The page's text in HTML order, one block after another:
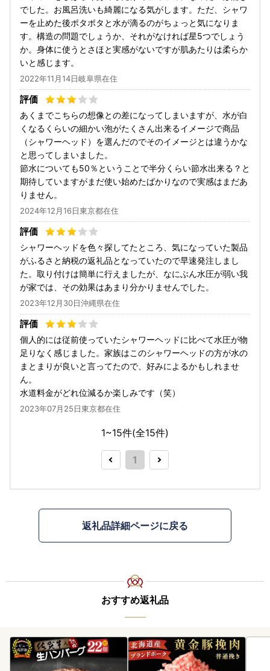
でした。お風呂洗いも綺麗になる気がします。ただ、シャワ
ーを止めた後ポタポタと水が滴るのがちょっと気になりま
す。構造の問題でしょうか、それがなければ星5つでしょう
か。身体に使うとさほと実感がないですが肌あたりは柔らか
いと感じます。
2022年11月14日岐阜県在住
あくまでこちらの想像との差になってしまいますが、水が白
くなるくらいの細かい泡がたくさん出来るイメージで商品
（シャワーヘッド）を選んだのでそのイメージとは違うかな
と思ってしまいました。
節水についても50％ということで半分くらい節水出来る？と
期待していますがまだ使い始めたばかりなので実感はまだあ
りません。
2024年12月16日東京都在住
シャワーヘッドを色々探してたところ、気になっていた製品
がふるさと納税の返礼品となっていたので早速発注しまし
た。取り付けは簡単に行えましたが、なにぶん水圧が弱い我
が家では、その効果はあまり分かりませんでした。
2023年12月30日沖縄県在住
個人的には従前使っていたシャワーヘッドに比べて水圧が物
足りなく感じました。家族はこのシャワーヘッドの方が水の
まとまりが良いと言ってたので、好みによるかもしれませ
ん。
水道料金がどれ位減るか楽しみです（笑）
2023年07月25日東京都在住
1~15件(全15件)
1
返礼品詳細ページに戻る
おすすめ返礼品